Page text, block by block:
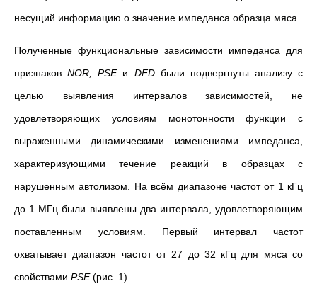
несущий информацию о значение импеданса образца мяса.
Полученные функциональные зависимости импеданса для
признаковNOR ,PSEи DFDбыли подвергнуты анализу с
целью выявления интервалов зависимостей, не
удовлетворяющих условиям монотонности функции с
выраженными динамическими изменениями импеданса,
характеризующими течение реакций в образцах с
нарушенным автолизом. На всём диапазоне частот от 1 кГц
до 1 МГц были выявлены два интервала, удовлетворяющим
поставленным условиям. Первый интервал частот
охватывает диапазон частот от 27 до 32 кГц для мяса со
свойствами PSE(рис. 1).